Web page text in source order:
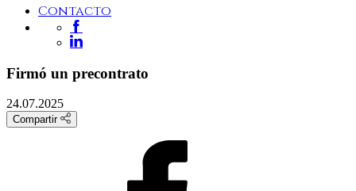
Contacto
Firmó un precontrato
24.07.2025
Compartir